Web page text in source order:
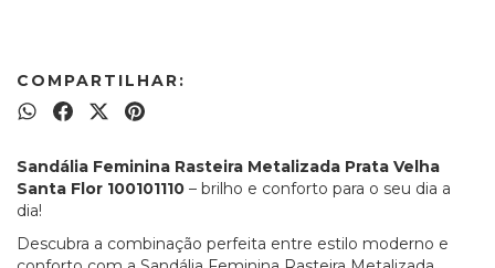
COMPARTILHAR:
Sandália Feminina Rasteira Metalizada Prata Velha
Santa Flor 100101110 – brilho e conforto para o seu dia a
dia!
Descubra a combinação perfeita entre estilo moderno e